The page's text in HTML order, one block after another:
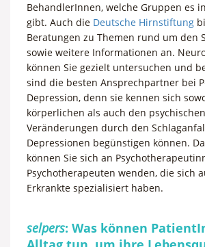
BehandlerInnen, welche Gruppen es
gibt. Auch die Deutsche Hirnstiftung
Beratungen zu Themen rund um den
sowie weitere Informationen an.
können Sie gezielt untersuchen und
sind die besten Ansprechpartner bei
Depression, denn sie kennen sich
körperlichen als auch den psychischen
Veränderungen durch den
Depressionen begünstigen können.
können Sie sich an
Psychotherapeuten wenden, die sich
Erkrankte spezialisiert haben.
selpers: Was können